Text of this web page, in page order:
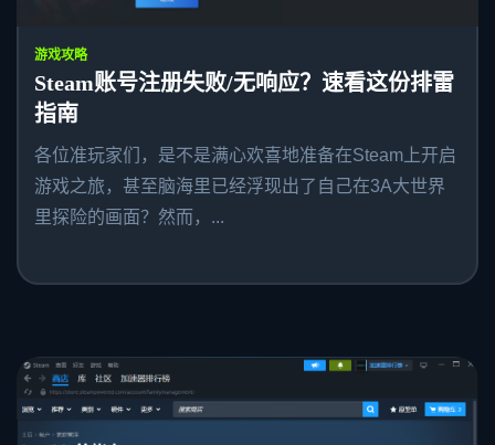
游戏攻略
Steam账号注册失败/无响应？速看这份排雷
指南
各位准玩家们，是不是满心欢喜地准备在Steam上开启
游戏之旅，甚至脑海里已经浮现出了自己在3A大世界
里探险的画面？然而，...